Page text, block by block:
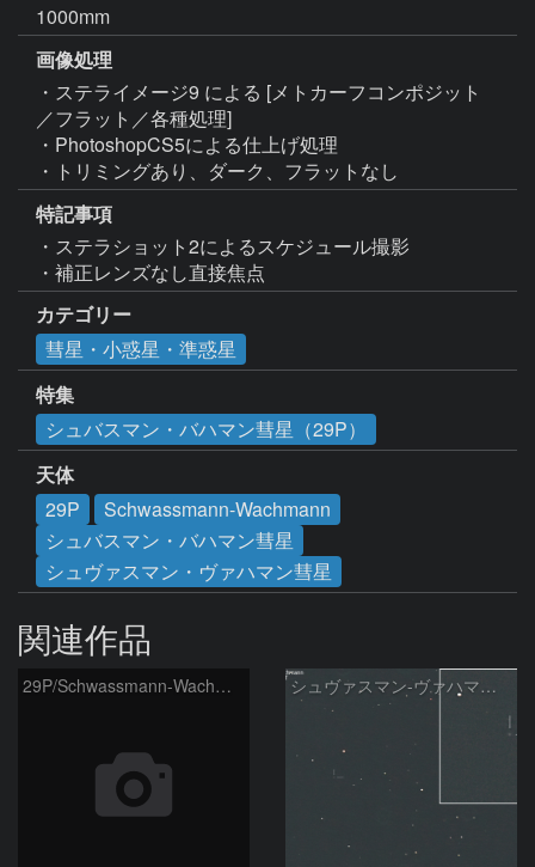
1000mm
画像処理
・ステライメージ9 による [メトカーフコンポジット
／フラット／各種処理]
・PhotoshopCS5による仕上げ処理
・トリミングあり、ダーク、フラットなし
特記事項
・ステラショット2によるスケジュール撮影
・補正レンズなし直接焦点
カテゴリー
彗星・小惑星・準惑星
特集
シュバスマン・バハマン彗星（29P）
天体
29P
Schwassmann-Wachmann
シュバスマン・バハマン彗星
シュヴァスマン・ヴァハマン彗星
関連作品
29P/Schwassmann-Wachmann シュヴァスマン-ヴァハマン彗星 ( 29P )：2026/05/31